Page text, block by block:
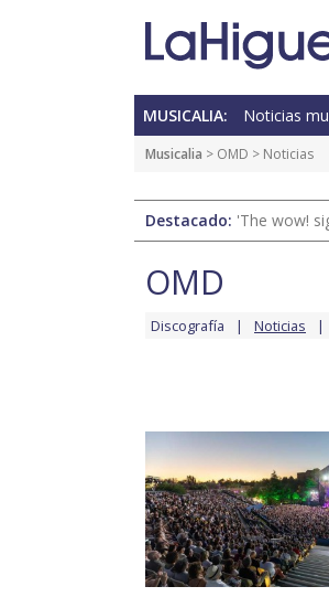
MUSICALIA: Noticias
Musicalia > OMD > Noticias
Destacado: 'The wow!
OMD
Discografía Noticias